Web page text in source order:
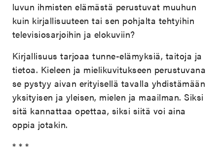
luvun ihmisten elämästä perustuvat muuhun
kuin kirjallisuuteen tai sen pohjalta tehtyihin
televisiosarjoihin ja elokuviin?
Kirjallisuus tarjoaa tunne-elämyksiä, taitoja ja
tietoa. Kieleen ja mielikuvitukseen perustuvana
se pystyy aivan erityisellä tavalla yhdistämään
yksityisen ja yleisen, mielen ja maailman. Siksi
sitä kannattaa opettaa, siksi siitä voi aina
oppia jotakin.
* * *